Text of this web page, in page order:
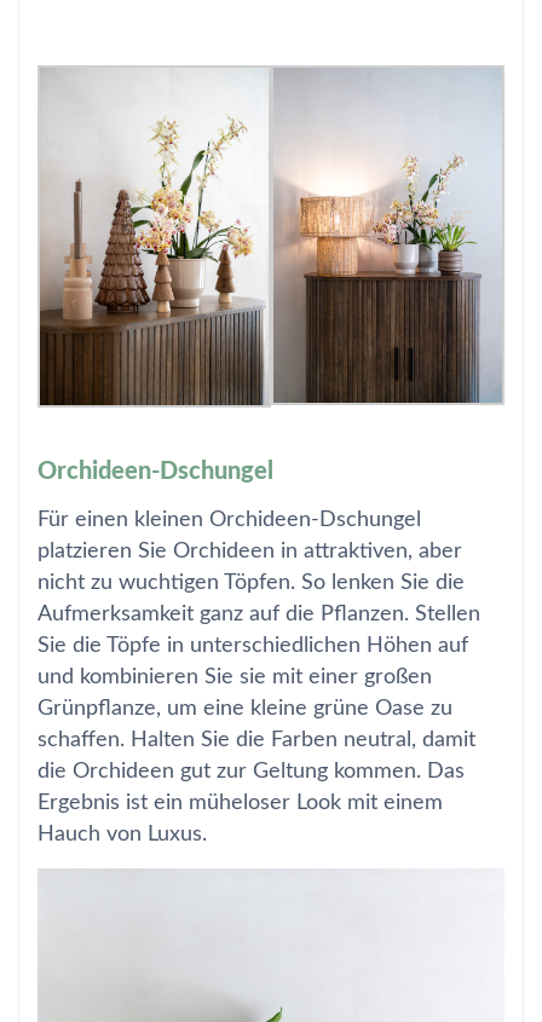
Orchideen-Dschungel
Für einen kleinen Orchideen-Dschungel
platzieren Sie Orchideen in attraktiven, aber
nicht zu wuchtigen Töpfen. So lenken Sie die
Aufmerksamkeit ganz auf die Pflanzen. Stellen
Sie die Töpfe in unterschiedlichen Höhen auf
und kombinieren Sie sie mit einer großen
Grünpflanze, um eine kleine grüne Oase zu
schaffen. Halten Sie die Farben neutral, damit
die Orchideen gut zur Geltung kommen. Das
Ergebnis ist ein müheloser Look mit einem
Hauch von Luxus.